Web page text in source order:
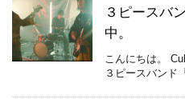
３ピースバ
中。
こんにちは。
３ピースバンド